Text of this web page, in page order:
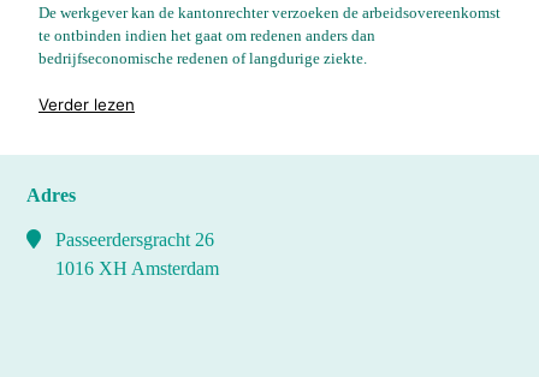
De werkgever kan de kantonrechter verzoeken de arbeidsovereenkomst
te ontbinden indien het gaat om redenen anders dan
bedrijfseconomische redenen of langdurige ziekte.
Verder lezen
Adres
Passeerdersgracht 26
1016 XH Amsterdam